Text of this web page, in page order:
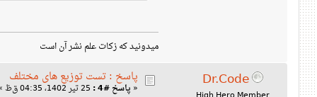
میدونید که زکات علم نشر آن است
Dr.Code پاسخ : تست توزیع های مختلف
« پاسخ #4 :